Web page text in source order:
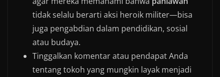
tidak selalu berarti aksi heroik militer—bisa
juga pengabdian dalam pendidikan, sosial
atau budaya.
Tinggalkan komentar atau pendapat Anda
tentang tokoh yang mungkin layak menjadi